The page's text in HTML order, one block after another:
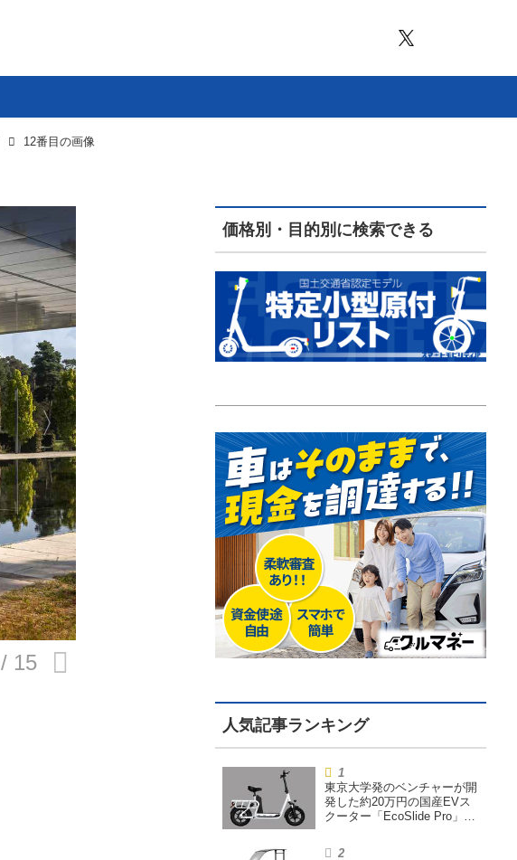
12番目の画像
価格別・目的別に検索できる
東京大学発のベンチャーが開
発した約20万円の国産EVス
クーター「EcoSlide Pro」が